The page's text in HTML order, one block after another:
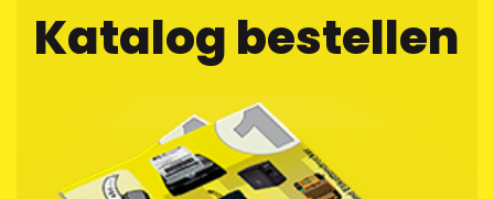
Katalog bestellen